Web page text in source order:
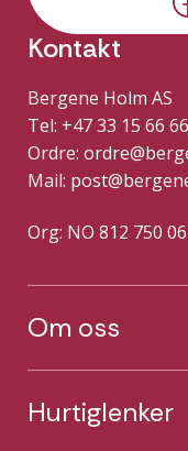
Kontakt
Bergene Holm AS
Tel: +47 33 15 66 66
Ordre:
Mail:
Org: NO 812 750
Om oss
Hurtiglenker